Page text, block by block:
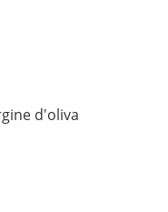
d'oliva